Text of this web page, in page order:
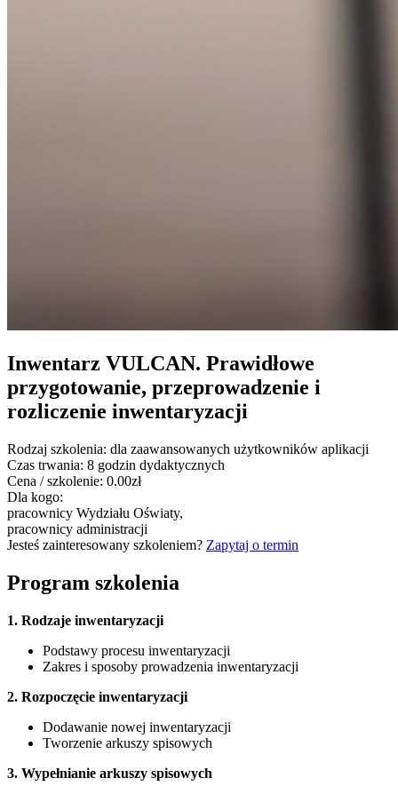
Inwentarz VULCAN. Prawidłowe
przygotowanie, przeprowadzenie i
rozliczenie inwentaryzacji
Rodzaj szkolenia: dla zaawansowanych użytkowników aplikacji
Czas trwania: 8 godzin dydaktycznych
Cena / szkolenie: 0.00zł
Dla kogo:
pracownicy Wydziału Oświaty,
pracownicy administracji
Jesteś zainteresowany szkoleniem? Zapytaj o termin
Program szkolenia
1. Rodzaje inwentaryzacji
Podstawy procesu inwentaryzacji
Zakres i sposoby prowadzenia inwentaryzacji
2. Rozpoczęcie inwentaryzacji
Dodawanie nowej inwentaryzacji
Tworzenie arkuszy spisowych
3. Wypełnianie arkuszy spisowych